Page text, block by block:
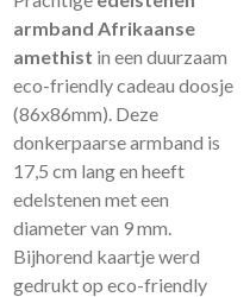
armband Afrikaanse
amethist in een duurzaam
eco-friendly cadeau doosje
(86x86mm). Deze
donkerpaarse armband is
17,5 cm lang en heeft
edelstenen met een
diameter van 9 mm.
Bijhorend kaartje werd
gedrukt op eco-friendly